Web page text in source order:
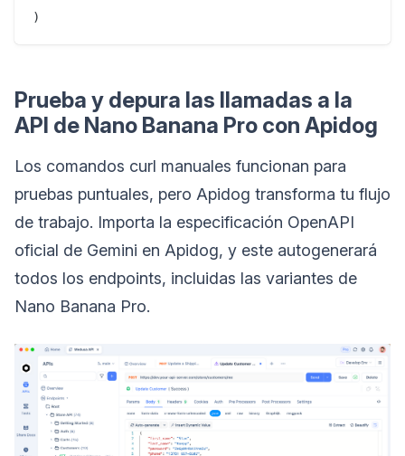
Prueba y depura las llamadas a la
API de Nano Banana Pro con Apidog
Los comandos curl manuales funcionan para
pruebas puntuales, pero Apidog transforma tu flujo
de trabajo. Importa la especificación OpenAPI
oficial de Gemini en Apidog, y este autogenerará
todos los endpoints, incluidas las variantes de
Nano Banana Pro.